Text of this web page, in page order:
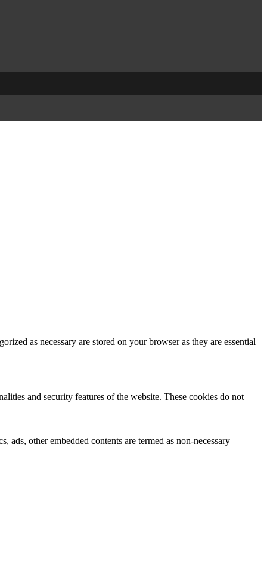
as necessary are stored on your browser as they are essential
and security features of the website. These cookies do not
other embedded contents are termed as non-necessary